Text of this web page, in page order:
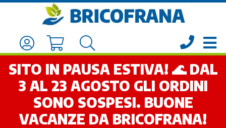
SITO IN PAUSA ESTIVA! 🌊 DAL
3 AL 23 AGOSTO GLI ORDINI
SONO SOSPESI. BUONE
VACANZE DA BRICOFRANA!